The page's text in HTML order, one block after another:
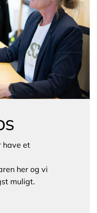
have et
her og vi
muligt.